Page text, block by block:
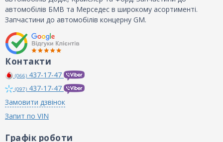
автомобілів БМВ та Мерседес в широкому асортименті.
Запчастини до автомобілів концерну GM.
Контакти
(066) 437-17-47
(097) 437-17-47
Замовити дзвінок
Запит по VIN
Графік роботи